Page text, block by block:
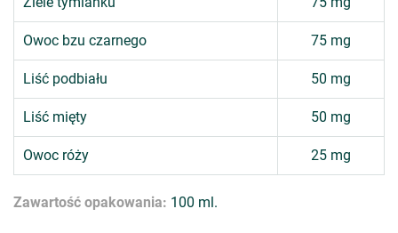
Owoc bzu czarnego 75 mg
Liść podbiału 50 mg
Liść mięty 50 mg
Owoc róży 25 mg
Zawartość opakowania: 100 ml.